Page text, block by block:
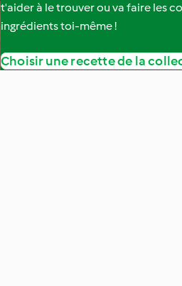
t'aider à le trouver ou va faire les
ingrédients toi-même !
Choisir une recette de la